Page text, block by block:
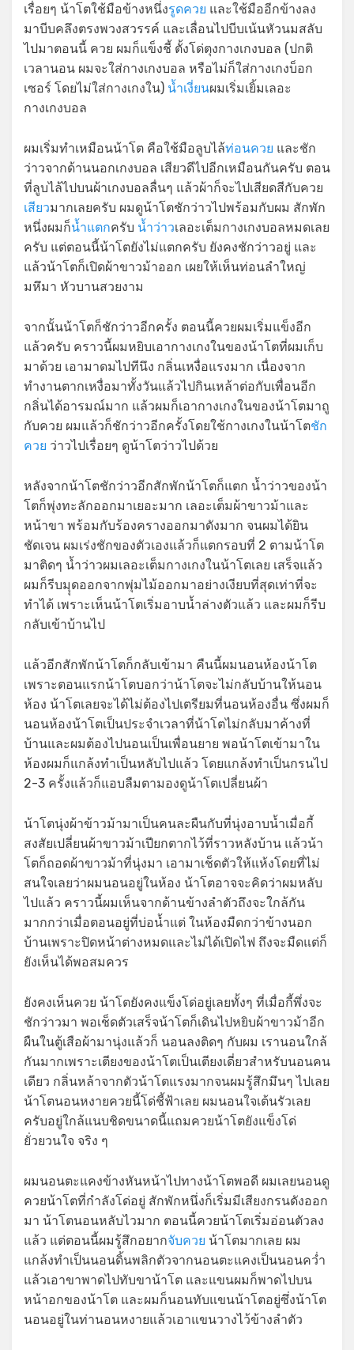
เรื่อยๆ น้าโตใช้มือข้างหนึ่งรูดควย และใช้มืออีกข้างลง
มาบีบคลึงตรงพวงสวรรค์ และเลื่อนไปบีบเน้นหัวนมสลับ
ไปมาตอนนี้ ควย ผมก็แข็งชี้ ตั้งโด่ตุงกางเกงบอล (ปกติ
เวลานอน ผมจะใส่กางเกงบอล หรือไม่ก็ใส่กางเกงบ็อก
เซอร์ โดยไม่ใส่กางเกงใน) น้ำเงี่ยนผมเริ่มเยิ้มเลอะ
กางเกงบอล
ผมเริ่มทำเหมือนน้าโต คือใช้มือลูบไล้ท่อนควย และชัก
ว่าวจากด้านนอกเกงบอล เสียวดีไปอีกเหมือนกันครับ ตอน
ที่ลูบไล้ไปบนผ้าเกงบอลลื่นๆ แล้วผ้าก็จะไปเสียดสีกับควย
เสียวมากเลยครับ ผมดูน้าโตชักว่าวไปพร้อมกับผม สักพัก
หนึ่งผมก็น้ำแตกครับ น้ำว่าวเลอะเต็มกางเกงบอลหมดเลย
ครับ แต่ตอนนี้น้าโตยังไม่แตกครับ ยังคงชักว่าวอยู่ และ
แล้วน้าโตก็เปิดผ้าขาวม้าออก เผยให้เห็นท่อนลำใหญ่
มหึมา หัวบานสวยงาม
จากนั้นน้าโตก็ชักว่าวอีกครั้ง ตอนนี้ควยผมเริ่มแข็งอีก
แล้วครับ คราวนี้ผมหยิบเอากางเกงในของน้าโตที่ผมเก็บ
มาด้วย เอามาดมไปทีนึง กลิ่นเหงื่อแรงมาก เนื่องจาก
ทำงานตากเหงื่อมาทั้งวันแล้วไปกินเหล้าต่อกับเพื่อนอีก
กลิ่นได้อารมณ์มาก แล้วผมก็เอากางเกงในของน้าโตมาถู
กับควย ผมแล้วก็ชักว่าวอีกครั้งโดยใช้กางเกงในน้าโตชัก
ควย ว่าวไปเรื่อยๆ ดูน้าโตว่าวไปด้วย
หลังจากน้าโตชักว่าวอีกสักพักน้าโตก็แตก น้ำว่าวของน้า
โตก็พุ่งทะลักออกมาเยอะมาก เลอะเต็มผ้าขาวม้าและ
หน้าขา พร้อมกับร้องครางออกมาดังมาก จนผมได้ยิน
ชัดเจน ผมเร่งชักของตัวเองแล้วก็แตกรอบที่ 2 ตามน้าโต
มาติดๆ น้ำว่าวผมเลอะเต็มกางเกงในน้าโตเลย เสร็จแล้ว
ผมก็รีบมุุดออกจากพุ่มไม้ออกมาอย่างเงียบที่สุดเท่าที่จะ
ทำได้ เพราะเห็นน้าโตเริ่มอาบน้ำล่างตัวแล้ว และผมก็รีบ
กลับเข้าบ้านไป
แล้วอีกสักพักน้าโตก็กลับเข้ามา คืนนี้ผมนอนห้องน้าโต
เพราะตอนแรกน้าโตบอกว่าน้าโตจะไม่กลับบ้านให้นอน
ห้อง น้าโตเลยจะได้ไม่ต้องไปเตรียมที่นอนห้องอื่น ซึ่งผมก็
นอนห้องน้าโตเป็นประจำเวลาที่น้าโตไม่กลับมาค้างที่
บ้านและผมต้องไปนอนเป็นเพื่อนยาย พอน้าโตเข้ามาใน
ห้องผมก็แกล้งทำเป็นหลับไปแล้ว โดยแกล้งทำเป็นกรนไป
2-3 ครั้งแล้วก็แอบลืมตามองดูน้าโตเปลี่ยนผ้า
น้าโตนุ่งผ้าข้าวม้ามาเป็นคนละผืนกับที่นุ่งอาบน้ำเมื่อกี้
สงสัยเปลี่ยนผ้าขาวม้าเปียกตากไว้ที่ราวหลังบ้าน แล้วน้า
โตก็ถอดผ้าขาวม้าที่นุ่งมา เอามาเช็ดตัวให้แห้งโดยที่ไม่
สนใจเลยว่าผมนอนอยู่ในห้อง น้าโตอาจจะคิดว่าผมหลับ
ไปแล้ว คราวนี้ผมเห็นจากด้านข้างลำตัวถึงจะใกล้กัน
มากกว่าเมื่อตอนอยู่ที่บ่อน้ำแต่ ในห้องมืดกว่าข้างนอก
บ้านเพราะปิดหน้าต่างหมดและไม่ได้เปิดไฟ ถึงจะมืดแต่ก็
ยังเห็นได้พอสมควร
ยังคงเห็นควย น้าโตยังคงแข็งโด่อยู่เลยทั้งๆ ที่เมื่อกี้พึ่งจะ
ชักว่าวมา พอเช็ดตัวเสร็จน้าโตก็เดินไปหยิบผ้าขาวม้าอีก
ผืนในตู้เสือผ้ามานุ่งแล้วก็ นอนลงติดๆ กับผม เรานอนใกล้
กันมากเพราะเตียงของน้าโตเป็นเตียงเดี่ยวสำหรับนอนคน
เดียว กลิ่นหล้าจากตัวน้าโตแรงมากจนผมรู้สึกมึนๆ ไปเลย
น้าโตนอนหงายควยนี้โด่ชี้ฟ้าเลย ผมนอนใจเต้นรัวเลย
ครับอยู่ใกล้แนบชิดขนาดนี้แถมควยน้าโตยังแข็งโด่
ยั่วยวนใจ จริง ๆ
ผมนอนตะแคงข้างหันหน้าไปทางน้าโตพอดี ผมเลยนอนดู
ควยน้าโตที่กำลังโด่อยู่ สักพักหนึ่งก็เริ่มมีเสียงกรนดังออก
มา น้าโตนอนหลับไวมาก ตอนนี้ควยน้าโตเริ่มอ่อนตัวลง
แล้ว แต่ตอนนี้ผมรู้สึกอยากจับควย น้าโตมากเลย ผม
แกล้งทำเป็นนอนดิ้นพลิกตัวจากนอนตะแคงเป็นนอนคว่ำ
แล้วเอาขาพาดไปทับขาน้าโต และแขนผมก็พาดไปบน
หน้าอกของน้าโต และผมก็นอนทับแขนน้าโตอยู่ซึ่งน้าโต
นอนอยู่ในท่านอนหงายแล้วเอาแขนวางไว้ข้างลำตัว